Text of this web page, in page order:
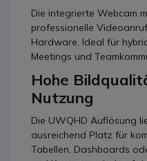
Die integrierte Webcam
professionelle
Hardware. Ideal für
Meetings und
Hohe
Nutzung
Die UWQHD Auflösung
ausreichend Platz für
Tabellen, Dashboards